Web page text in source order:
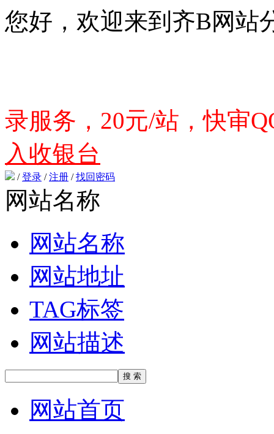
您好，欢迎来到齐B网站
录服务，20元/站，快审
入收银台
/登录 /注册 /找回密码
网站名称
网站名称
网站地址
TAG标签
网站描述
网站首页